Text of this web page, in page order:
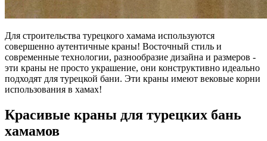
Для строительства турецкого хамама используются
совершенно аутентичные краны! Восточный стиль и
современные технологии, разнообразие дизайна и размеров -
эти краны не просто украшение, они конструктивно идеально
подходят для турецкой бани. Эти краны имеют вековые корни
использования в хамах!
Красивые краны для турецких бань
хамамов